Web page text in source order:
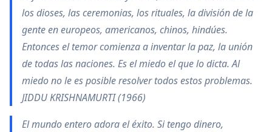
los dioses, las ceremonias, los rituales, la división de la
gente en europeos, americanos, chinos, hindúes.
Entonces el temor comienza a inventar la paz, la unión
de todas las naciones. Es el miedo el que lo dicta. Al
miedo no le es posible resolver todos estos problemas.
JIDDU KRISHNAMURTI (1966)
El mundo entero adora el éxito. Si tengo dinero,